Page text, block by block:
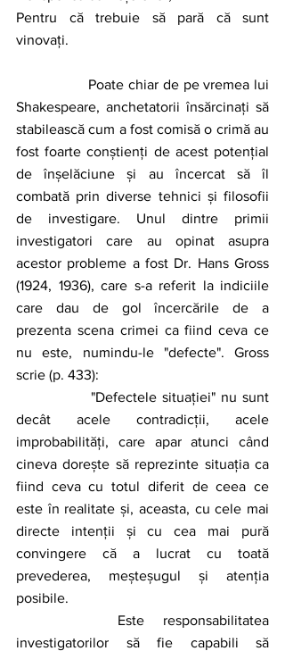
Pentru că trebuie să pară că sunt
vinovați.
Shakespeare, anchetatorii însărcinați să
stabilească cum a fost comisă o crimă au
fost foarte conștienți de acest potențial
de înșelăciune și au încercat să îl
combată prin diverse tehnici și filosofii
de investigare. Unul dintre primii
investigatori care au opinat asupra
acestor probleme a fost Dr. Hans Gross
(1924, 1936), care s-a referit la indiciile
care dau de gol încercările de a
prezenta scena crimei ca fiind ceva ce
nu este, numindu-le "defecte". Gross
scrie (p. 433):
decât acele contradicții, acele
improbabilități, care apar atunci când
cineva dorește să reprezinte situația ca
fiind ceva cu totul diferit de ceea ce
este în realitate și, aceasta, cu cele mai
directe intenții și cu cea mai pură
convingere că a lucrat cu toată
prevederea, meșteșugul și atenția
posibile.
investigatorilor să fie capabili să